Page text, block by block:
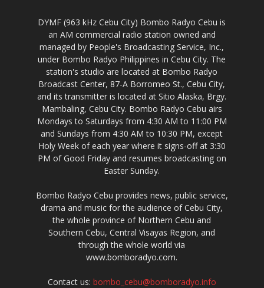
DYMF (963 kHz Cebu City) Bombo Radyo Cebu is
an AM commercial radio station owned and
managed by People's Broadcasting Service, Inc.,
under Bombo Radyo Philippines in Cebu City. The
station's studio are located at Bombo Radyo
Broadcast Center, 87-A Borromeo St., Cebu City,
and its transmitter is located at Sitio Alaska, Brgy.
Mambaling, Cebu City. Bombo Radyo Cebu airs
Mondays to Saturdays from 4:30 AM to 11:00 PM
and Sundays from 4:30 AM to 10:30 PM, except
Holy Week of each year where it signs-off at 3:30
PM of Good Friday and resumes broadcasting on
Easter Sunday.
Bombo Radyo Cebu provides news, public service,
drama and music for the audience of Cebu City,
the whole province of Northern Cebu and
Southern Cebu, Central Visayas Region, and
through the whole world via
www.bomboradyo.com.
Contact us: bombo_cebu@bomboradyo.info